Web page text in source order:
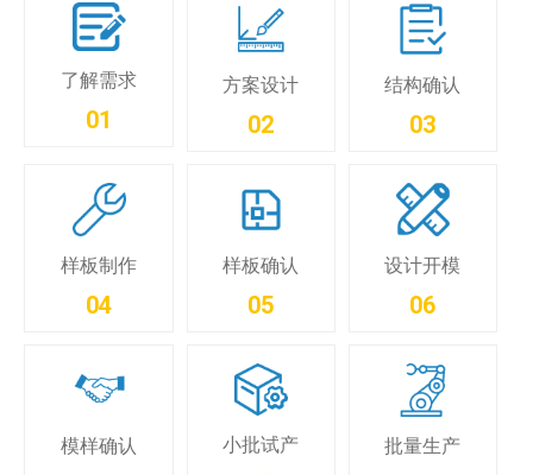
了解需求
01
方案设计
02
结构确认
03
样板制作
04
样板确认
05
设计开模
06
模样确认 小批试产 批量生产